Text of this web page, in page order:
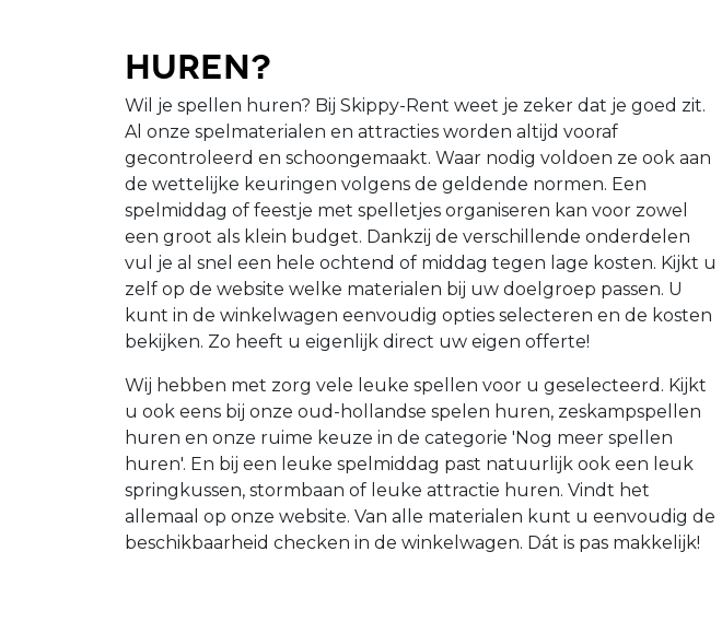
Huren?
Wil je spellen huren? Bij Skippy-Rent weet je zeker dat je goed zit.
Al onze spelmaterialen en attracties worden altijd vooraf
gecontroleerd en schoongemaakt. Waar nodig voldoen ze ook aan
de wettelijke keuringen volgens de geldende normen. Een
spelmiddag of feestje met spelletjes organiseren kan voor zowel
een groot als klein budget. Dankzij de verschillende onderdelen
vul je al snel een hele ochtend of middag tegen lage kosten. Kijkt u
zelf op de website welke materialen bij uw doelgroep passen. U
kunt in de winkelwagen eenvoudig opties selecteren en de kosten
bekijken. Zo heeft u eigenlijk direct uw eigen offerte!
Wij hebben met zorg vele leuke spellen voor u geselecteerd. Kijkt
u ook eens bij onze oud-hollandse spelen huren, zeskampspellen
huren en onze ruime keuze in de categorie 'Nog meer spellen
huren'. En bij een leuke spelmiddag past natuurlijk ook een leuk
springkussen, stormbaan of leuke attractie huren. Vindt het
allemaal op onze website. Van alle materialen kunt u eenvoudig de
beschikbaarheid checken in de winkelwagen. Dát is pas makkelijk!